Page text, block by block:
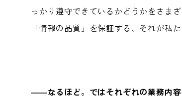
っかり遵守できているかどうかをさま
「情報の品質」を保証する、それが私
――なるほど。ではそれぞれの業務内容